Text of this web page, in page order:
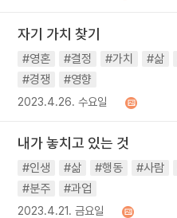
자기 가치 찾기
#영혼 #결정 #가치 #삶
#경쟁
#영향
2023.4.26. 수요일
내가 놓치고 있는 것
#인생 #삶 #행동 #사람
#분주
#과업
2023.4.21. 금요일